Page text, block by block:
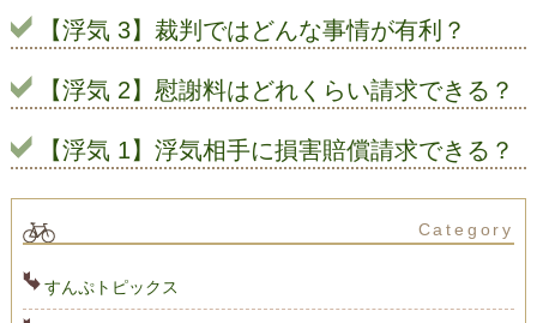
【浮気 3】裁判ではどんな事情が有利？
【浮気 2】慰謝料はどれくらい請求できる？
【浮気 1】浮気相手に損害賠償請求できる？
Category
すんぷトピックス